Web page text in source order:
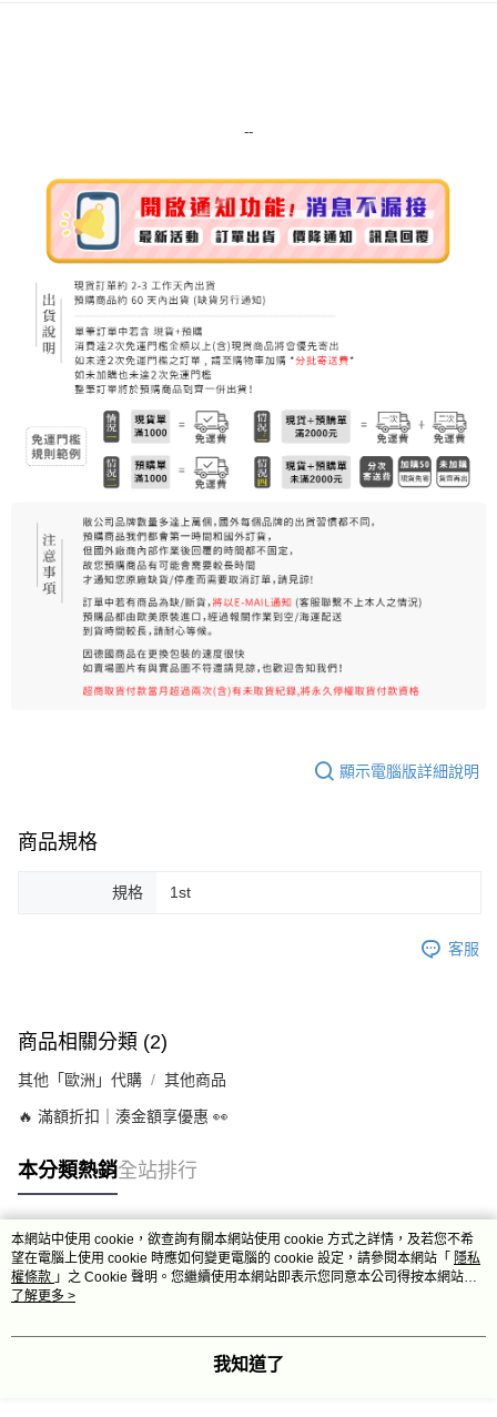
全家取貨付款
每筆NT$80，滿NT$999(含以上)免運費
每筆NT$80，滿NT$999(含以上)免運費
7-11取貨付款
每筆NT$80，滿NT$999(含以上)免運費
7-11純取貨 (先付款
每筆NT$80，滿NT$999(含以上)免運費
每筆NT$100，滿NT$999(含以上)免運費
離島宅配（澎湖、金門、馬祖、小琉球）
每筆NT$250，滿NT$3,000(含以上)免運費
付款後門市自取
--
顯示電腦版詳細說明
商品規格
規格 1st
客服
商品相關分類 (2)
其他「歐洲」代購 其他商品
🔥 滿額折扣｜湊金額享優惠 👀
本分類熱銷全站排行
熱門標籤
本網站中使用 cookie，欲查詢有關本網站使用 cookie 方式之詳情，及若您不希
望在電腦上使用 cookie 時應如何變更電腦的 cookie 設定，請參閱本網站「 隱私
權條款 」之 Cookie 聲明。您繼續使用本網站即表示您同意本公司得按本網站使
用條款之 Cookie 聲明使用 cookie。
了解更多 >
我知道了